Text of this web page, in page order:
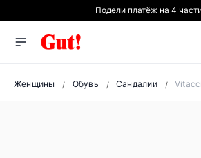
Подели платёж на 4
Женщины Обувь Сандалии